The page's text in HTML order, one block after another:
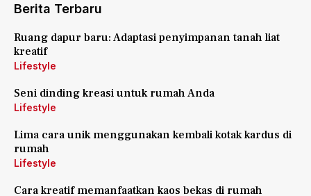
Berita Terbaru
Ruang dapur baru: Adaptasi penyimpanan tanah liat
kreatif
Lifestyle
Seni dinding kreasi untuk rumah Anda
Lifestyle
Lima cara unik menggunakan kembali kotak kardus di
rumah
Lifestyle
Cara kreatif memanfaatkan kaos bekas di rumah